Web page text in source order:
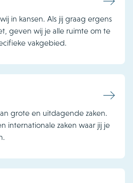
in kansen. Als jij graag ergens
geven wij je alle ruimte om te
vakgebied.
grote en uitdagende zaken.
internationale zaken waar jij je